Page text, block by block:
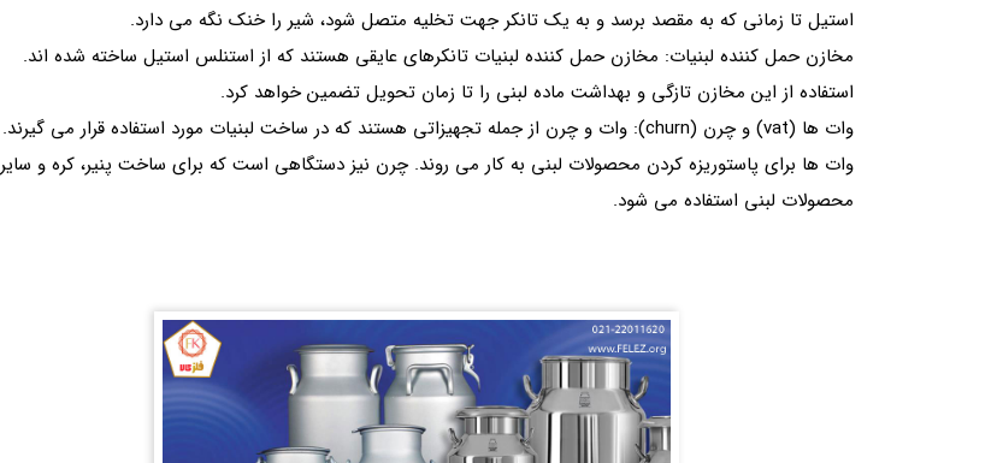
استیل تا زمانی که به مقصد برسد و به یک تانکر جهت تخلیه متصل شود، شیر را خنک نگه می دارد.
مخازن حمل کننده لبنیات: مخازن حمل کننده لبنیات تانکرهای عایقی هستند که از استنلس استیل ساخته شده اند.
استفاده از این مخازن تازگی و بهداشت ماده لبنی را تا زمان تحویل تضمین خواهد کرد.
وات ها (vat) و چرن (churn): وات و چرن از جمله تجهیزاتی هستند که در ساخت لبنیات مورد استفاده قرار می گیرند.
وات ها برای پاستوریزه کردن محصولات لبنی به کار می روند. چرن نیز دستگاهی است که برای ساخت پنیر، کره و سایر
محصولات لبنی استفاده می شود.